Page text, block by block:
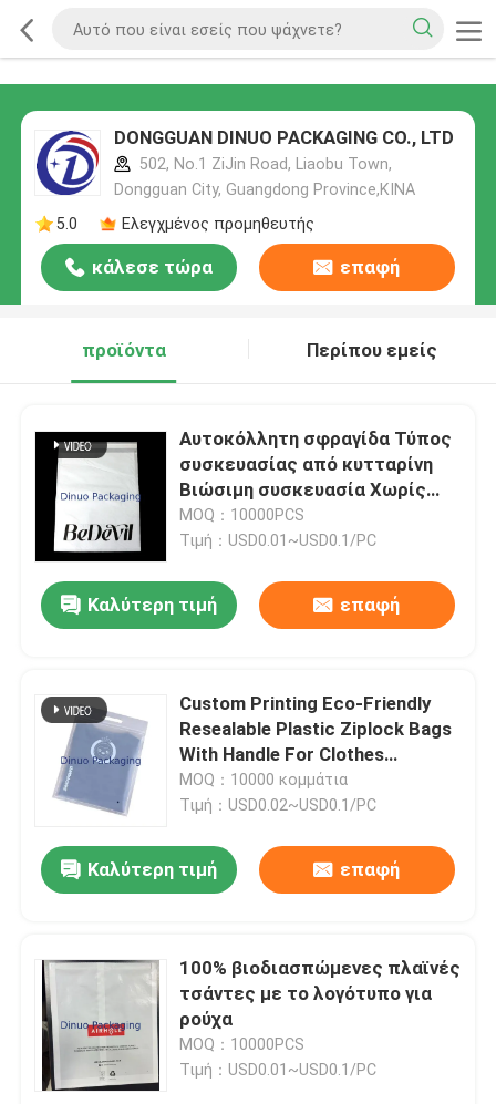
DONGGUAN DINUO PACKAGING CO., LTD
502, No.1 ZiJin Road, Liaobu Town,
Dongguan City, Guangdong Province,ΚΙΝΑ
5.0
Ελεγχμένος προμηθευτής
κάλεσε τώρα επαφή
προϊόντα Περίπου εμείς
Αυτοκόλλητη σφραγίδα Τύπος
συσκευασίας από κυτταρίνη
Βιώσιμη συσκευασία Χωρίς
πλαστικό βιοδιασπώμενο
υλικό
MOQ：10000PCS
Τιμή：USD0.01~USD0.1/PC
Καλύτερη τιμή επαφή
Custom Printing Eco-Friendly
Resealable Plastic Ziplock Bags
With Handle For Clothes
Packaging Bags Με χερούλι για
ρούχα
MOQ：10000 κομμάτια
Τιμή：USD0.02~USD0.1/PC
Καλύτερη τιμή επαφή
100% βιοδιασπώμενες πλαϊνές
τσάντες με το λογότυπο για
ρούχα
MOQ：10000PCS
Τιμή：USD0.01~USD0.1/PC